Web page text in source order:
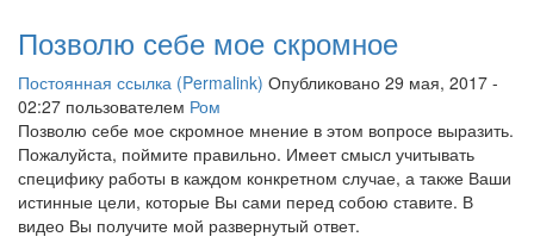
Позволю себе мое скромное
Постоянная ссылка (Permalink) Опубликовано 29 мая, 2017 -
02:27 пользователем Ром
Позволю себе мое скромное мнение в этом вопросе выразить.
Пожалуйста, поймите правильно. Имеет смысл учитывать
специфику работы в каждом конкретном случае, а также Ваши
истинные цели, которые Вы сами перед собою ставите. В
видео Вы получите мой развернутый ответ.